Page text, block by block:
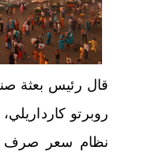
قال رئيس بعثة
روبرتو
نظام سعر صرف